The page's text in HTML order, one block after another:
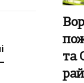
та